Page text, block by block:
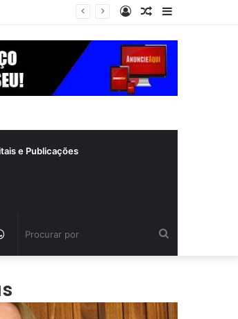
Barra
Artigo
Entrar
e Publicações
WhatsApp